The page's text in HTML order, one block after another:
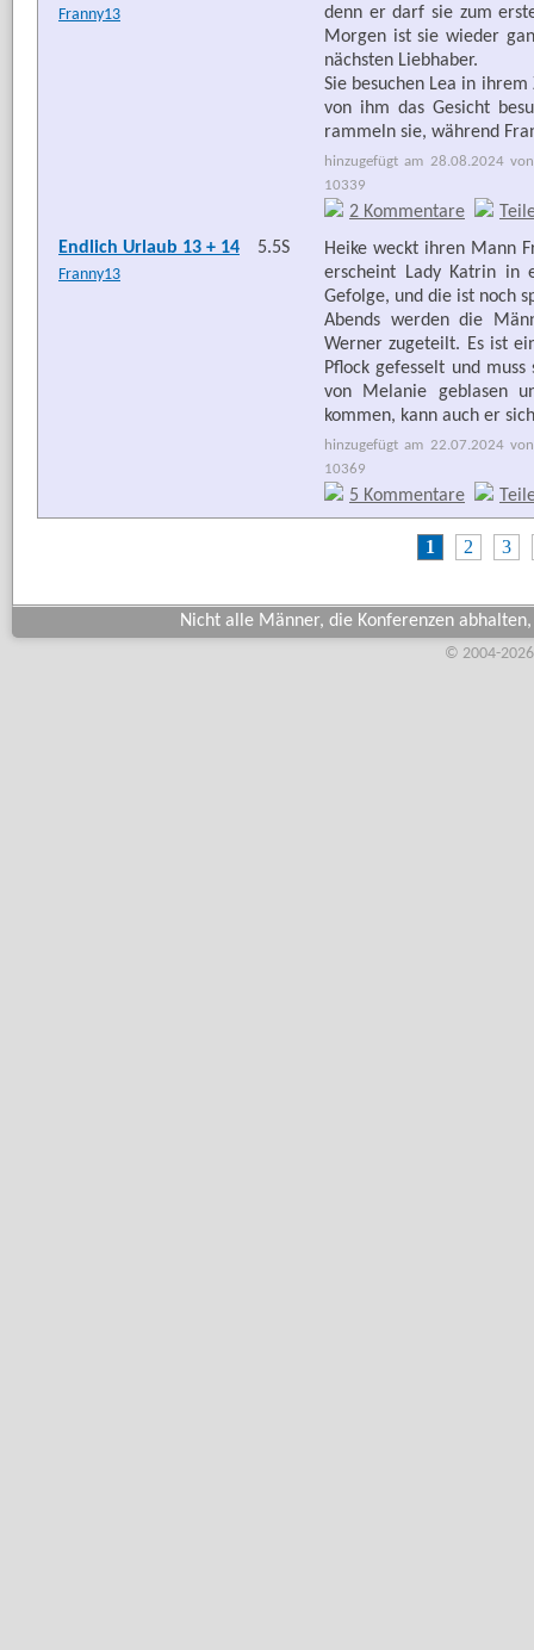
Franny13
denn er darf sie zum
Morgen ist sie wieder
nächsten Liebhaber.
Sie besuchen Lea in
von ihm das Gesicht
rammeln sie, während
hinzugefügt am 28.08.2024
10339
2 Kommentare
Endlich Urlaub 13 + 14
Franny13
5.5S
Heike weckt ihren Mann
erscheint Lady Katrin in
Gefolge, und die ist noch
Abends werden die
Werner zugeteilt. Es ist
Pflock gefesselt und
von Melanie geblasen
kommen, kann auch er
hinzugefügt am 22.07.2024
10369
5 Kommentare
1 2 3
Nicht alle Männer, die Konferenzen
© 2004-